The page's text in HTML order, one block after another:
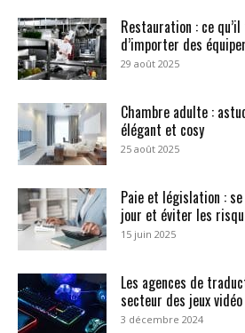
Restauration : ce
d’importer des
29 août 2025
Chambre adulte :
élégant et cosy
25 août 2025
Paie et législation :
jour et éviter les
15 juin 2025
Les agences de
secteur des jeux vidéo
3 décembre 2024